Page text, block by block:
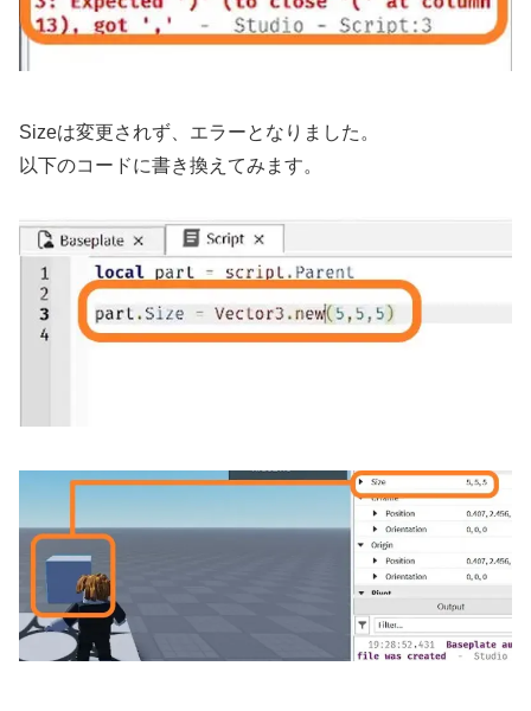
Sizeは変更されず、エラーとなりました。
以下のコードに書き換えてみます。